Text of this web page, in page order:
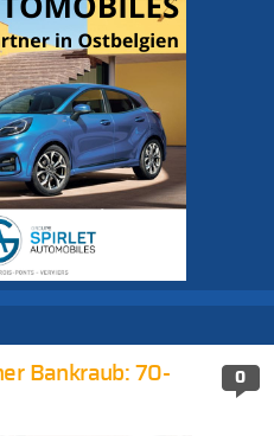
0
Bankraub: 70-